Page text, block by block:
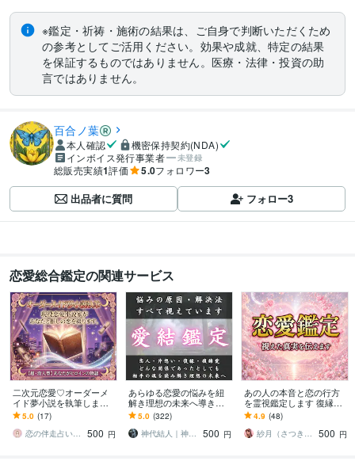
※鑑定・祈祷・施術の結果は、ご自身で判断いただくため
の参考としてご活用ください。効果や成就、特定の結果
を保証するものではありません。医療・法律・投資の助
言ではありません。
百合ノ葉
本人確認
機密保持契約(NDA)
インボイス発行事業者
未登録
総販売実績1評価 5.0フォロワー3
出品者に質問 フォロー3
恋愛総合鑑定の関連サービス
二次元恋愛♡オーダーメ
イド夢小説を執筆します
アイドル、芸能人、二次
元の夢女子（リアコ）向
けの恋愛叶えます
5.0 (17)
恋の伴走占い師もる
500 円
あらゆる恋愛の悩みを紐
解き理想の未来へ導きま
す 恋人・片想い・復縁・
複雑愛を輝かせ恋愛の運
命を解決します
5.0 (322)
神代結人｜神導の継承神主
500 円
あの人の本音と恋の行方
を霊視鑑定します 復縁、
片思い、不倫、彼の気持
ち…運命の流れを読み解
きます
4.9 (48)
紗月（さつき）｜縁糸霊術師
500 円